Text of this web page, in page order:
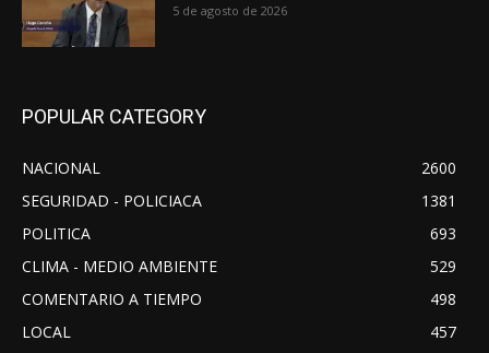
5 de agosto de 2026
POPULAR CATEGORY
NACIONAL
2600
SEGURIDAD - POLICIACA
1381
POLITICA
693
CLIMA - MEDIO AMBIENTE
529
COMENTARIO A TIEMPO
498
LOCAL
457